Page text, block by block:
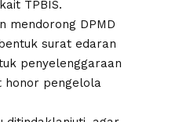
TPBIS.
mendorong DPMD
surat edaran
penyelenggaraan
honor pengelola